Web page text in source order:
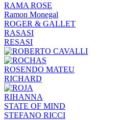
RAMA ROSE
Ramon Monegal
ROGER & GALLET
RASASI
RESASI
ROSENDO MATEU
RICHARD
RIHANNA
STATE OF MIND
STEFANO RICCI